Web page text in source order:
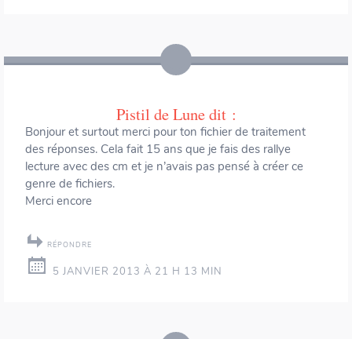
Pistil de Lunedit :
Bonjour et surtout merci pour ton fichier de traitement
des réponses. Cela fait 15 ans que je fais des rallye
lecture avec des cm et je n’avais pas pensé à créer ce
genre de fichiers.
Merci encore
RÉPONDRE
5 JANVIER 2013 À 21 H 13 MIN